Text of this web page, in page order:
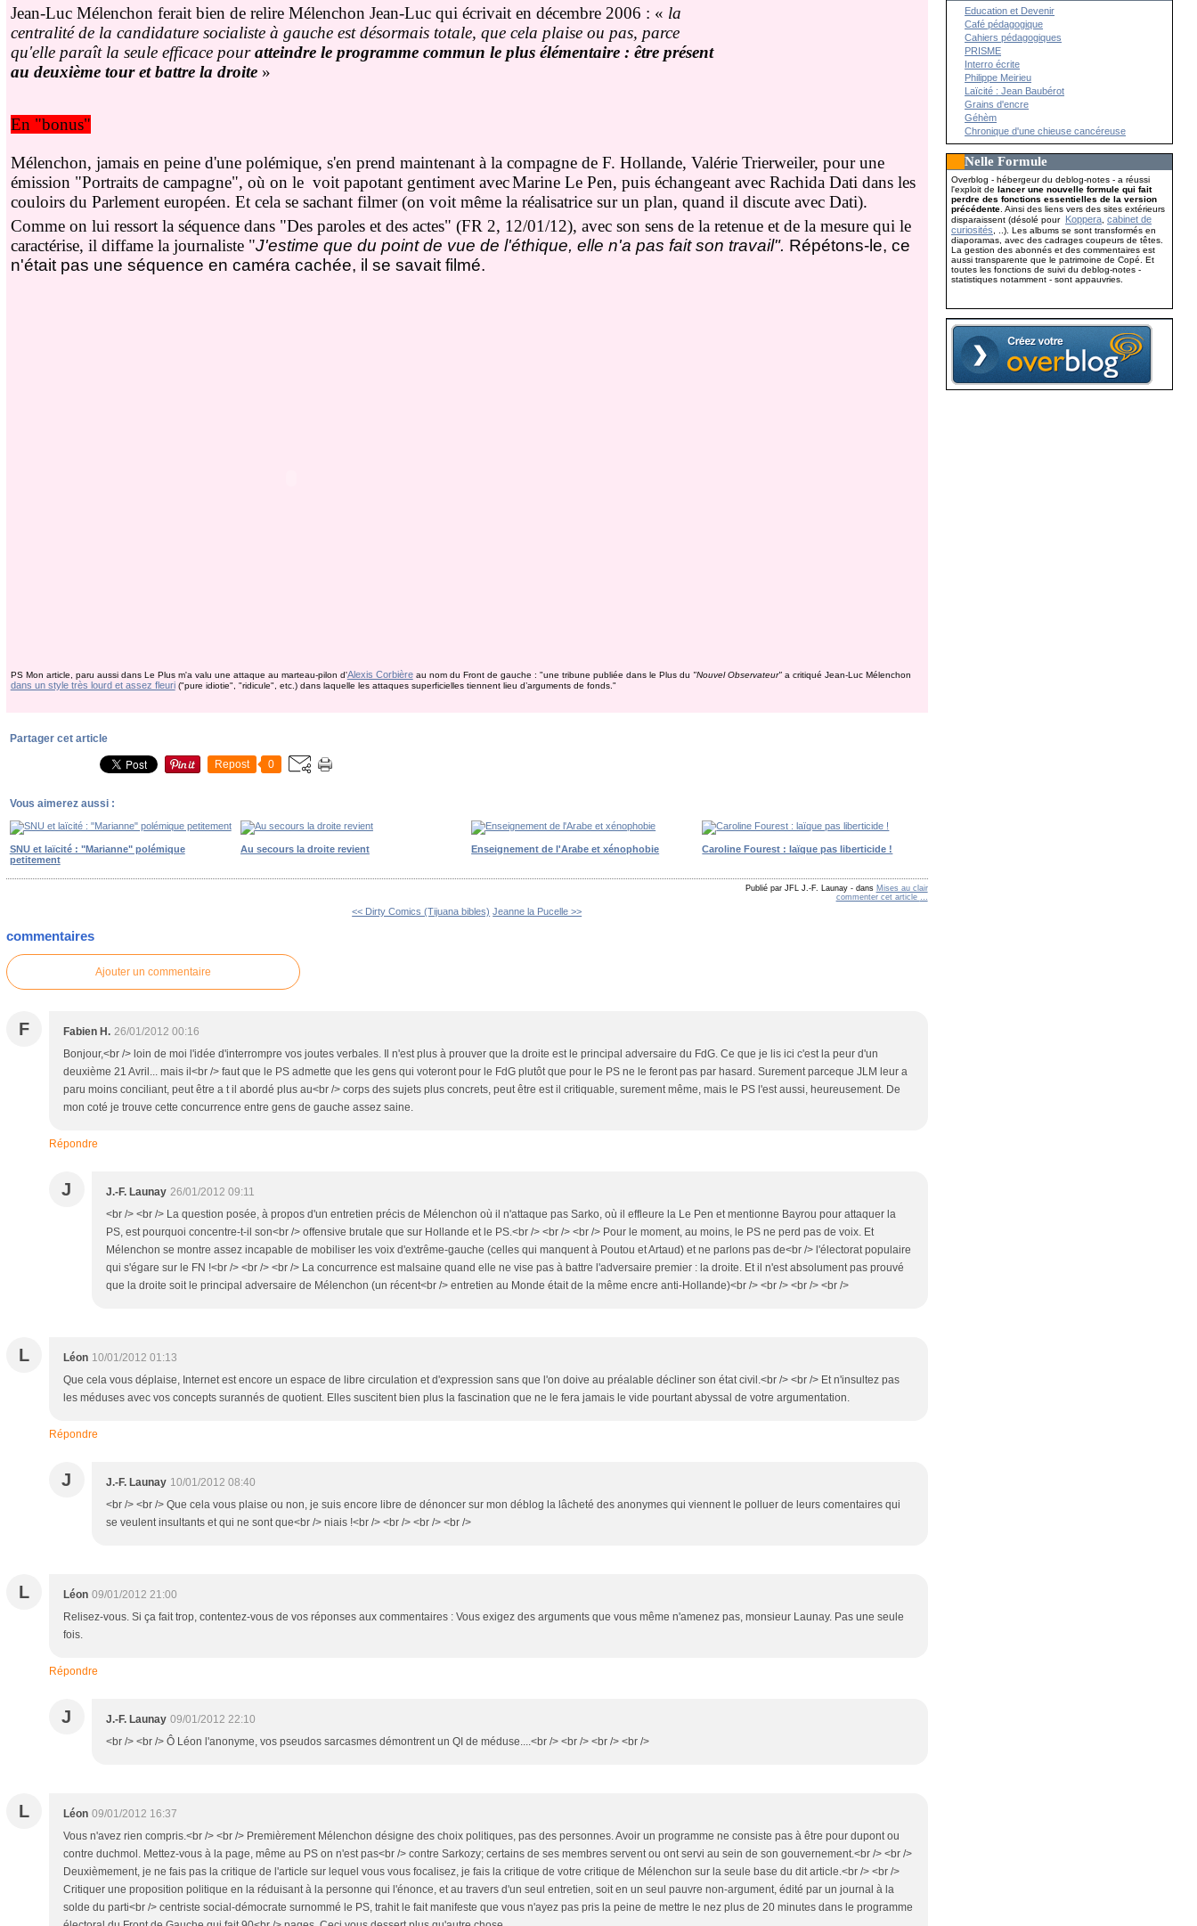
Jean-Luc Mélenchon ferait bien de relire Mélenchon Jean-Luc qui écrivait en décembre 2006 : « la
centralité de la candidature socialiste à gauche est désormais totale, que cela plaise ou pas, parce
qu'elle paraît la seule efficace pouratteindre le programme commun le plus élémentaire : être présent
au deuxième tour et battre la droite»
En "bonus"
Mélenchon, jamais en peine d'une polémique, s'en prend maintenant à la compagne de F. Hollande, Valérie Trierweiler, pour une
émission "Portraits de campagne", où on le voit papotant gentiment avecMarine Le Pen, puis échangeant avec Rachida Dati dans les
couloirs du Parlement européen. Et cela se sachant filmer (on voit même la réalisatrice sur un plan, quand il discute avec Dati).
Comme on lui ressort la séquence dans "Des paroles et des actes" (FR 2, 12/01/12), avec son sens de la retenue et de la mesure qui le
caractérise, il diffame la journaliste "J'estime que du point de vue de l'éthique, elle n'a pas fait son travail". Répétons-le, ce
n'était pas une séquence en caméra cachée, il se savait filmé.
PS Mon article, paru aussi dans Le Plus m'a valu une attaque au marteau-pilon d'Alexis Corbièreau nom du Front de gauche : "une tribune publiée dans le Plus du "Nouvel Observateur"a critiqué Jean-Luc Mélenchon
dans un style très lourd et assez fleuri("pure idiotie", "ridicule", etc.) dans laquelle les attaques superficielles tiennent lieu d’arguments de fonds."
Partager cet article
Repost 0
Vous aimerez aussi :
SNU et laïcité : "Marianne" polémique
petitement
Au secours la droite revient Enseignement de l'Arabe et xénophobie Caroline Fourest : laïque pas liberticide !
Publié par JFL J.-F. Launay -dans Mises au clair
commenter cet article …
<< Dirty Comics (Tijuana bibles) Jeanne la Pucelle >>
commentaires
Ajouter un commentaire
F Fabien H. 26/01/2012 00:16
Bonjour,<br /> loin de moi l'idée d'interrompre vos joutes verbales. Il n'est plus à prouver que la droite est le principal adversaire du FdG. Ce que je lis ici c'est la peur d'un
deuxième 21 Avril... mais il<br /> faut que le PS admette que les gens qui voteront pour le FdG plutôt que pour le PS ne le feront pas par hasard. Surement parceque JLM leur a
paru moins conciliant, peut être a t il abordé plus au<br /> corps des sujets plus concrets, peut être est il critiquable, surement même, mais le PS l'est aussi, heureusement. De
mon coté je trouve cette concurrence entre gens de gauche assez saine.
Répondre
J J.-F. Launay 26/01/2012 09:11
<br /> <br /> La question posée, à propos d'un entretien précis de Mélenchon où il n'attaque pas Sarko, où il effleure la Le Pen et mentionne Bayrou pour attaquer la
PS, est pourquoi concentre-t-il son<br /> offensive brutale que sur Hollande et le PS.<br /> <br /> <br /> Pour le moment, au moins, le PS ne perd pas de voix. Et
Mélenchon se montre assez incapable de mobiliser les voix d'extrême-gauche (celles qui manquent à Poutou et Artaud) et ne parlons pas de<br /> l'électorat populaire
qui s'égare sur le FN !<br /> <br /> <br /> La concurrence est malsaine quand elle ne vise pas à battre l'adversaire premier : la droite. Et il n'est absolument pas prouvé
que la droite soit le principal adversaire de Mélenchon (un récent<br /> entretien au Monde était de la même encre anti-Hollande)<br /> <br /> <br /> <br />
L Léon 10/01/2012 01:13
Que cela vous déplaise, Internet est encore un espace de libre circulation et d'expression sans que l'on doive au préalable décliner son état civil.<br /> <br /> Et n'insultez pas
les méduses avec vos concepts surannés de quotient. Elles suscitent bien plus la fascination que ne le fera jamais le vide pourtant abyssal de votre argumentation.
Répondre
J J.-F. Launay 10/01/2012 08:40
<br /> <br /> Que cela vous plaise ou non, je suis encore libre de dénoncer sur mon déblog la lâcheté des anonymes qui viennent le polluer de leurs comentaires qui
se veulent insultants et qui ne sont que<br /> niais !<br /> <br /> <br /> <br />
L Léon 09/01/2012 21:00
Relisez-vous. Si ça fait trop, contentez-vous de vos réponses aux commentaires : Vous exigez des arguments que vous même n'amenez pas, monsieur Launay. Pas une seule
fois.
Répondre
J J.-F. Launay 09/01/2012 22:10
<br /> <br /> Ô Léon l'anonyme, vos pseudos sarcasmes démontrent un QI de méduse....<br /> <br /> <br /> <br />
L Léon 09/01/2012 16:37
Vous n'avez rien compris.<br /> <br /> Premièrement Mélenchon désigne des choix politiques, pas des personnes. Avoir un programme ne consiste pas à être pour dupont ou
contre duchmol. Mettez-vous à la page, même au PS on n'est pas<br /> contre Sarkozy; certains de ses membres servent ou ont servi au sein de son gouvernement.<br /> <br />
Deuxièmement, je ne fais pas la critique de l'article sur lequel vous vous focalisez, je fais la critique de votre critique de Mélenchon sur la seule base du dit article.<br /> <br />
Critiquer une proposition politique en la réduisant à la personne qui l'énonce, et au travers d'un seul entretien, soit en un seul pauvre non-argument, édité par un journal à la
solde du parti<br /> centriste social-démocrate surnommé le PS, trahit le fait manifeste que vous n'ayez pas pris la peine de mettre le nez plus de 20 minutes dans le programme
Education et Devenir
Café pédagogique
Cahiers pédagogiques
PRISME
Interro écrite
Philippe Meirieu
Laïcité : Jean Baubérot
Grains d'encre
Géhèm
Chronique d'une chieuse cancéreuse
Nelle Formule
Overblog - hébergeur du deblog-notes - a réussi
l'exploit delancer une nouvelle formule qui fait
perdre des fonctions essentielles de la version
précédente . Ainsi des liens vers des sites extérieurs
disparaissent (désolé pour Koppera ,cabinet de
curiosités , ..). Les albums se sont transformés en
diaporamas, avec des cadrages coupeurs de têtes.
La gestion des abonnés et des commentaires est
aussi transparente que le patrimoine de Copé. Et
toutes les fonctions de suivi du deblog-notes -
statistiques notamment - sont appauvries.